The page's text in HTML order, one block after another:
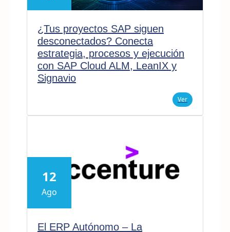
¿Tus proyectos SAP siguen
desconectados? Conecta
estrategia, procesos y ejecución
con SAP Cloud ALM, LeanIX y
Signavio
Ver
12
Ago
El ERP Autónomo – La